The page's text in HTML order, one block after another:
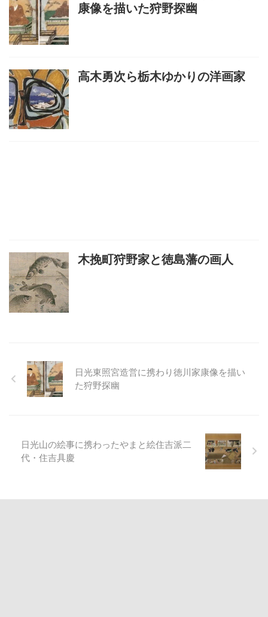
康像を描いた狩野探幽
高木勇次ら栃木ゆかりの洋画家
木挽町狩野家と徳島藩の画人
日光東照宮造営に携わり徳川家康像を描い
た狩野探幽
日光山の絵事に携わったやまと絵住吉派二
代・住吉具慶